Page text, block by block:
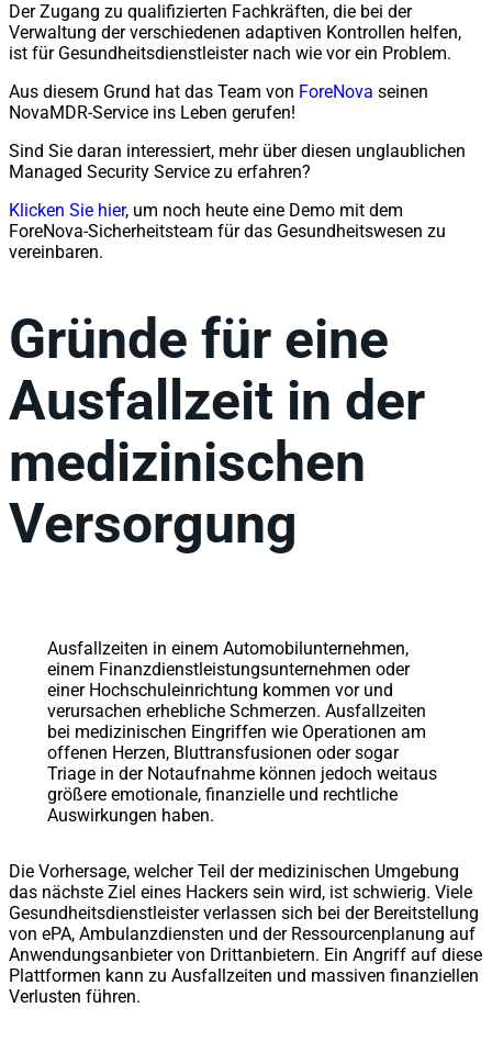
Der Zugang zu qualifizierten Fachkräften, die bei der
Verwaltung der verschiedenen adaptiven Kontrollen helfen,
ist für Gesundheitsdienstleister nach wie vor ein Problem.
Aus diesem Grund hat das Team von ForeNova seinen
NovaMDR-Service ins Leben gerufen!
Sind Sie daran interessiert, mehr über diesen unglaublichen
Managed Security Service zu erfahren?
Klicken Sie hier, um noch heute eine Demo mit dem
ForeNova-Sicherheitsteam für das Gesundheitswesen zu
vereinbaren.
Gründe für eine
Ausfallzeit in der
medizinischen
Versorgung
Ausfallzeiten in einem Automobilunternehmen,
einem Finanzdienstleistungsunternehmen oder
einer Hochschuleinrichtung kommen vor und
verursachen erhebliche Schmerzen. Ausfallzeiten
bei medizinischen Eingriffen wie Operationen am
offenen Herzen, Bluttransfusionen oder sogar
Triage in der Notaufnahme können jedoch weitaus
größere emotionale, finanzielle und rechtliche
Auswirkungen haben.
Die Vorhersage, welcher Teil der medizinischen Umgebung
das nächste Ziel eines Hackers sein wird, ist schwierig. Viele
Gesundheitsdienstleister verlassen sich bei der Bereitstellung
von ePA, Ambulanzdiensten und der Ressourcenplanung auf
Anwendungsanbieter von Drittanbietern. Ein Angriff auf diese
Plattformen kann zu Ausfallzeiten und massiven finanziellen
Verlusten führen.